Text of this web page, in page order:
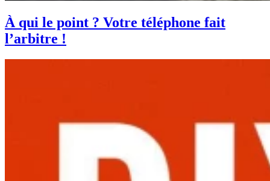
À qui le point ? Votre téléphone fait
l’arbitre !